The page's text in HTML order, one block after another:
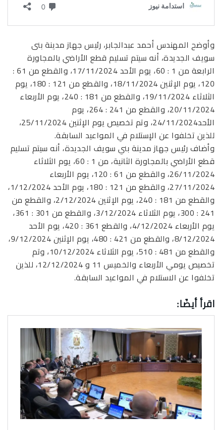
وأوضح المهندس أحمد عبدالجابر، رئيس جهاز مدينة بنى
سويف الجديدة، أنه سيتم تسليم قطع الأراضي بالمجاورة
الرابعة من 1 : 60، يوم الأحد 17/11/2024، والقطع من 61 :
120، يوم الإثنين 18/11/2024، والقطع من 121 : 180، يوم
الثلاثاء 19/11/2024، والقطع من 181 : 240، يوم الأربعاء
20/11/2024، والقطع من 241 : 264، يوم
الأحد24/11/2024، وتم تخصيص يوم الإثنين 25/11/2024،
للذين تخلفوا عن الإستلام في المواعيد السابقة.
وأضاف رئيس جهاز مدينة بني سويف الجديدة، أنه سيتم تسليم
قطع الأراضي بالمجاورة الثانية، من 1 : 60، يوم الثلاثاء
26/11/2024، والقطع من 61 : 120، يوم الأربعاء
27/11/2024، والقطع من 121 : 180، يوم الأحد 1/12/2024،
والقطع من 181 : 240، يوم الإثنين 2/12/2024، والقطع من
241 : 300، يوم الثلاثاء 3/12/2024، والقطع من 301 : 361،
يوم الأربعاء 4/12/2024، والقطع 361 : 420، يوم الأحد
8/12/2024، والقطع من 421 : 480، يوم الإثنين 9/12/2024،
والقطع من 481 : 510، يوم الثلاثاء 10/12/2024، وتم
تخصيص يومي الأربعاء والخميس 11 و 12/12/2024، للذين
تخلفوا عن الاستلام في المواعيد السابقة.
اقرأ أيضًا: